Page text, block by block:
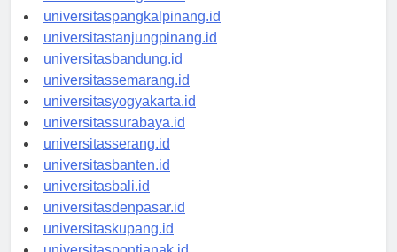
universitasbengkulu.id
universitaspangkalpinang.id
universitastanjungpinang.id
universitasbandung.id
universitassemarang.id
universitasyogyakarta.id
universitassurabaya.id
universitasserang.id
universitasbanten.id
universitasbali.id
universitasdenpasar.id
universitaskupang.id